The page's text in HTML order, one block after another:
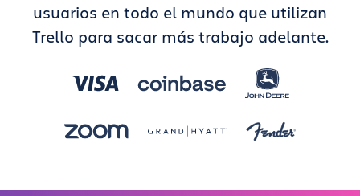
usuarios en todo el mundo que utilizan
Trello para sacar más trabajo adelante.